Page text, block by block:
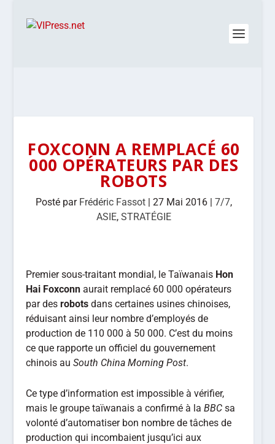
FOXCONN A REMPLACÉ 60
000 OPÉRATEURS PAR DES
ROBOTS
Posté par Frédéric Fassot| 27 Mai 2016| 7/7,
ASIE, STRATÉGIE
Premier sous-traitant mondial, le Taïwanais Hon
Hai Foxconn aurait remplacé 60 000 opérateurs
par desrobots dans certaines usines chinoises,
réduisant ainsi leur nombre d’employés de
production de 110 000 à 50 000. C’est du moins
ce que rapporte un officiel du gouvernement
chinois auSouth China Morning Post.
Ce type d’information est impossible à vérifier,
mais le groupe taïwanais a confirmé à laBBC sa
volonté d’automatiser bon nombre de tâches de
production qui incombaient jusqu’ici aux